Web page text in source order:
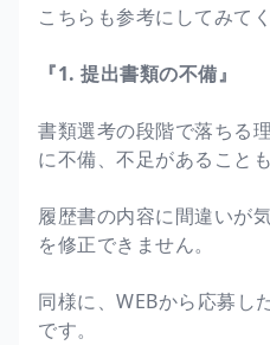
こちらも参考にしてみてく
『1. 提出書類の不備』
書類選考の段階で落ちる
に不備、不足があること
履歴書の内容に間違いが
を修正できません。
同様に、WEBから応募し
です。